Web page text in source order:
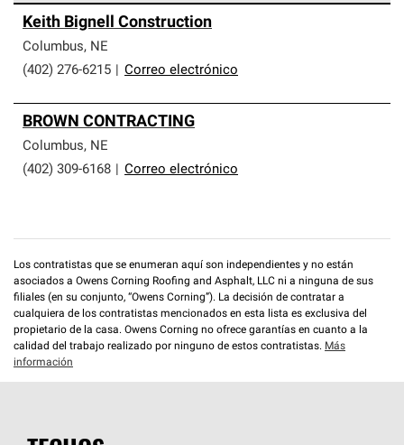
parte de una red exclusiva de profesionales de techos
que cumplen con altos estándares y requisitos estrictos
de profesionalismo y confiabilidad.
Keith Bignell Construction
Columbus, NE
(402) 276-6215
Correo electrónico
BROWN CONTRACTING
Columbus, NE
(402) 309-6168
Correo electrónico
Los contratistas que se enumeran aquí son independientes y no están
asociados a Owens Corning Roofing and Asphalt, LLC ni a ninguna de sus
filiales (en su conjunto, “Owens Corning”). La decisión de contratar a
cualquiera de los contratistas mencionados en esta lista es exclusiva del
propietario de la casa. Owens Corning no ofrece garantías en cuanto a la
calidad del trabajo realizado por ninguno de estos contratistas. Más
información